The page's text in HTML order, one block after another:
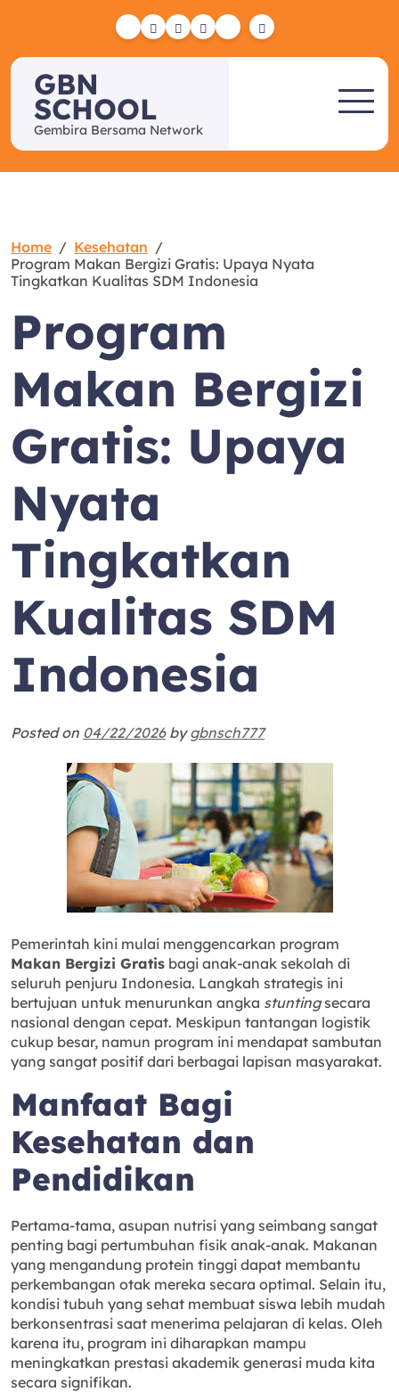
YelpFacebook
TwitterInstagram
Email
GBN
SCHOOL
Gembira Bersama Network
Home
Kesehatan
Program Makan Bergizi Gratis: Upaya Nyata
Tingkatkan Kualitas SDM Indonesia
Program
Makan Bergizi
Gratis: Upaya
Nyata
Tingkatkan
Kualitas SDM
Indonesia
Posted on 04/22/2026bygbnsch777
Pemerintah kini mulai menggencarkan program
Makan Bergizi Gratis bagi anak-anak sekolah di
seluruh penjuru Indonesia. Langkah strategis ini
bertujuan untuk menurunkan angka stuntingsecara
nasional dengan cepat. Meskipun tantangan logistik
cukup besar, namun program ini mendapat sambutan
yang sangat positif dari berbagai lapisan masyarakat.
Manfaat Bagi
Kesehatan dan
Pendidikan
Pertama-tama, asupan nutrisi yang seimbang sangat
penting bagi pertumbuhan fisik anak-anak. Makanan
yang mengandung protein tinggi dapat membantu
perkembangan otak mereka secara optimal. Selain itu,
kondisi tubuh yang sehat membuat siswa lebih mudah
berkonsentrasi saat menerima pelajaran di kelas. Oleh
karena itu, program ini diharapkan mampu
meningkatkan prestasi akademik generasi muda kita
secara signifikan.